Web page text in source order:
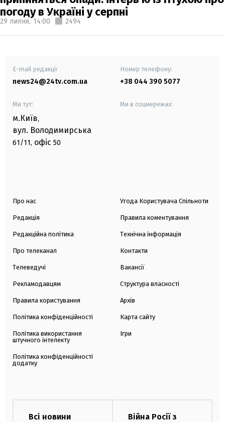
погоду в Україні у серпні
29 липня, 14:00 2494
E-mail редакції
news24@24tv.com.ua
Номер телефону:
+38 044 390 5077
Ми тут:
м.Київ,
вул. Володимирська
61/11, офіс 50
Ми в соцмережах:
Про нас
Редакція
Редакційна політика
Про телеканал
Телеведучі
Рекламодавцям
Правила користування
Політика конфіденційності
Політика використання
штучного інтелекту
Політика конфіденційності
додатку
Угода Користувача Спільноти
Правила коментування
Технічна інформація
Контакти
Вакансії
Структура власності
Архів
Карта сайту
Ігри
Всі новини
Війна Росії з